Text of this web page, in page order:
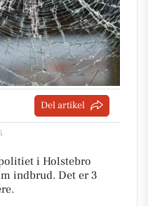
Del artikel
i Holstebro
indbrud. Det er 3